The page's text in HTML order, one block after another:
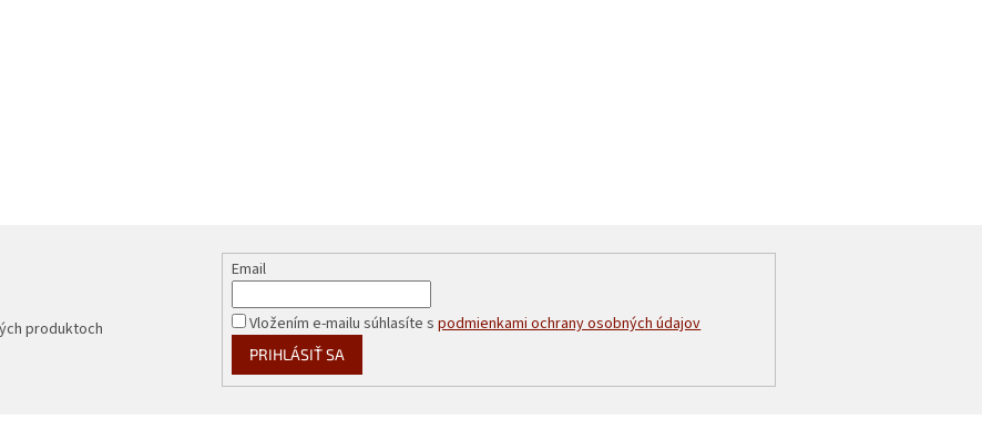
produktoch
Email
Vložením e-mailu súhlasíte spodmienkami ochrany osobných údajov
PRIHLÁSIŤ SA